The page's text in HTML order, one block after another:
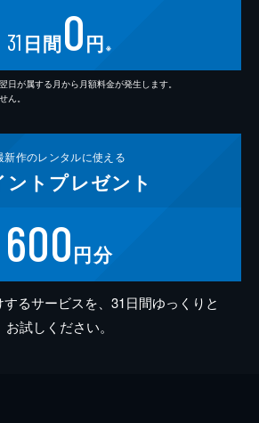
31 日間0円 ※
日が属する月から月額料金が発生します。
ん。
新作のレンタルに使える
ント プレゼント
600円分
るサービスを、31日間ゆっくりと
お試しください。